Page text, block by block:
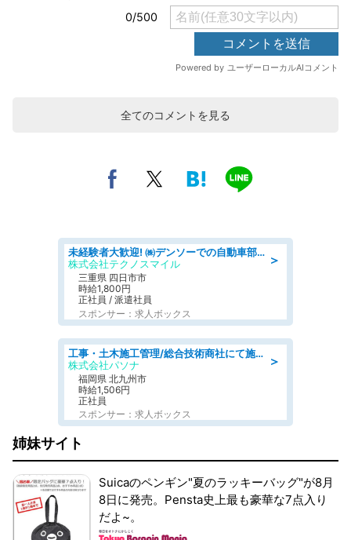
全てのコメントを見る
＞
未経験者大歓迎! ㈱デンソーでの自動車部品の組立作業 denso aichi
株式会社テクノスマイル
三重県 四日市市
時給1,800円
正社員 / 派遣社員
スポンサー：求人ボックス
＞
工事・土木施工管理/総合技術商社にて施工管理のお仕事/即日勤務可/車通勤可/工事・土木施工管理/生産・品質管理
株式会社パソナ
福岡県 北九州市
時給1,506円
正社員
スポンサー：求人ボックス
姉妹サイト
Suicaのペンギン"夏のラッキーバッグ"が8月
8日に発売。Pensta史上最も豪華な7点入り
だよ~。